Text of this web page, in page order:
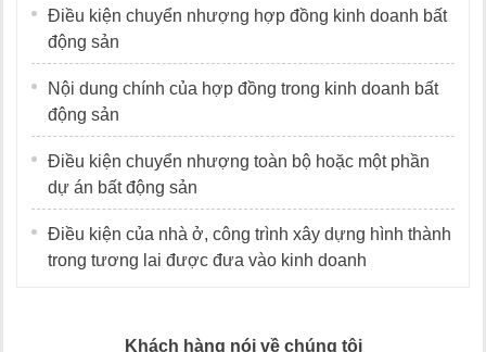
Điều kiện chuyển nhượng hợp đồng kinh doanh bất
động sản
Nội dung chính của hợp đồng trong kinh doanh bất
động sản
Điều kiện chuyển nhượng toàn bộ hoặc một phần
dự án bất động sản
Điều kiện của nhà ở, công trình xây dựng hình thành
trong tương lai được đưa vào kinh doanh
Khách hàng nói về chúng tôi